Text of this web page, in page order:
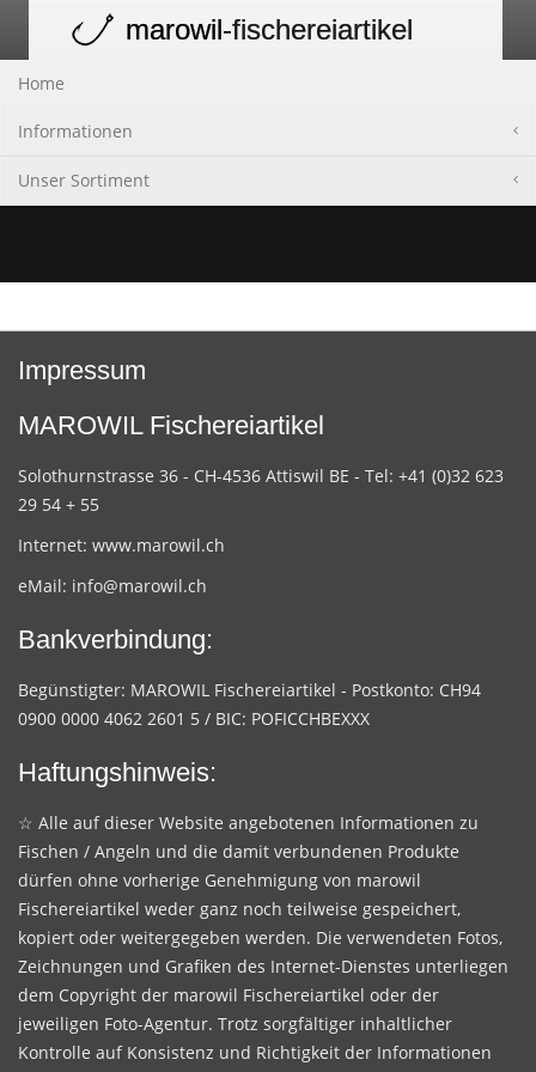
navigation
marowil-fischereiartikel
Home
Informationen
Unser Sortiment
Impressum
MAROWIL Fischereiartikel
Solothurnstrasse 36 - CH-4536 Attiswil BE - Tel: +41 (0)32 623
29 54 + 55
Internet: www.marowil.ch
eMail: info@marowil.ch
Bankverbindung:
Begünstigter: MAROWIL Fischereiartikel - Postkonto: CH94
0900 0000 4062 2601 5 / BIC: POFICCHBEXXX
Haftungshinweis:
☆ Alle auf dieser Website angebotenen Informationen zu
Fischen / Angeln und die damit verbundenen Produkte
dürfen ohne vorherige Genehmigung von marowil
Fischereiartikel weder ganz noch teilweise gespeichert,
kopiert oder weitergegeben werden. Die verwendeten Fotos,
Zeichnungen und Grafiken des Internet-Dienstes unterliegen
dem Copyright der marowil Fischereiartikel oder der
jeweiligen Foto-Agentur. Trotz sorgfältiger inhaltlicher
Kontrolle auf Konsistenz und Richtigkeit der Informationen